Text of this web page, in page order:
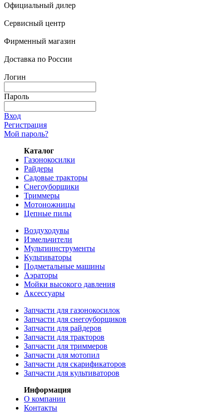
Официальный дилер
Сервисный центр
Фирменный магазин
Доставка по России
Логин
Пароль
Вход
Регистрация
Мой пароль?
Каталог
Газонокосилки
Райдеры
Садовые тракторы
Снегоуборщики
Триммеры
Мотоножницы
Цепные пилы
Воздуходувы
Измельчители
Мультиинструменты
Культиваторы
Подметальные машины
Аэраторы
Мойки высокого давления
Аксессуары
Запчасти для газонокосилок
Запчасти для снегоуборщиков
Запчасти для райдеров
Запчасти для тракторов
Запчасти для триммеров
Запчасти для мотопил
Запчасти для скарификаторов
Запчасти для культиваторов
Информация
О компании
Контакты